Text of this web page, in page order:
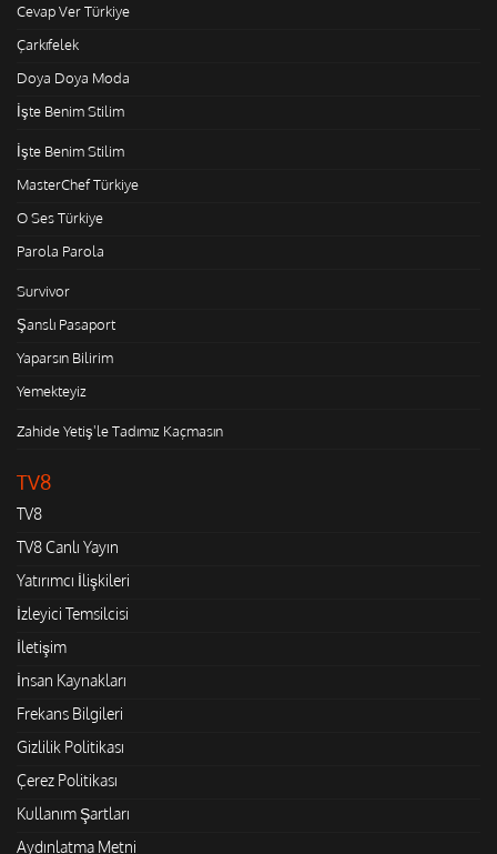
Cevap Ver Türkiye
Çarkıfelek
Doya Doya Moda
İşte Benim Stilim
İşte Benim Stilim
MasterChef Türkiye
O Ses Türkiye
Parola Parola
Survivor
Şanslı Pasaport
Yaparsın Bilirim
Yemekteyiz
Zahide Yetiş'le Tadımız Kaçmasın
TV8
TV8
TV8 Canlı Yayın
Yatırımcı İlişkileri
İzleyici Temsilcisi
İletişim
İnsan Kaynakları
Frekans Bilgileri
Gizlilik Politikası
Çerez Politikası
Kullanım Şartları
Aydınlatma Metni